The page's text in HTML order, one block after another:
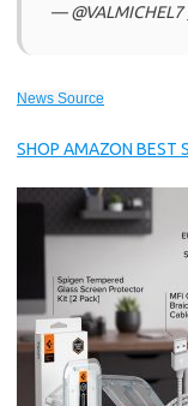
— @VALMICHEL7
News Source
SHOP AMAZON BEST